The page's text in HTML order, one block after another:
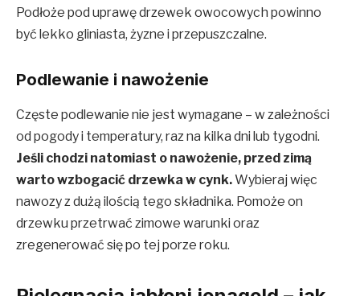
Podłoże pod uprawę drzewek owocowych powinno
być lekko gliniasta, żyzne i przepuszczalne.
Podlewanie i nawożenie
Częste podlewanie nie jest wymagane – w zależności
od pogody i temperatury, raz na kilka dni lub tygodni.
Jeśli chodzi natomiast o nawożenie, przed zimą
warto wzbogacić drzewka w cynk.Wybieraj więc
nawozy z dużą ilością tego składnika. Pomoże on
drzewku przetrwać zimowe warunki oraz
zregenerować się po tej porze roku.